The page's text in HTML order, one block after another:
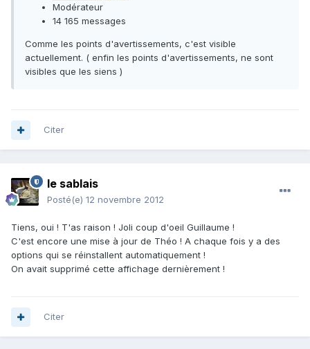
Modérateur
14 165 messages
Comme les points d'avertissements, c'est visible
actuellement. ( enfin les points d'avertissements, ne sont
visibles que les siens )
Citer
le sablais
Posté(e) 12 novembre 2012
Tiens, oui ! T'as raison ! Joli coup d'oeil Guillaume !
C'est encore une mise à jour de Théo ! A chaque fois y a des
options qui se réinstallent automatiquement !
On avait supprimé cette affichage dernièrement !
Citer